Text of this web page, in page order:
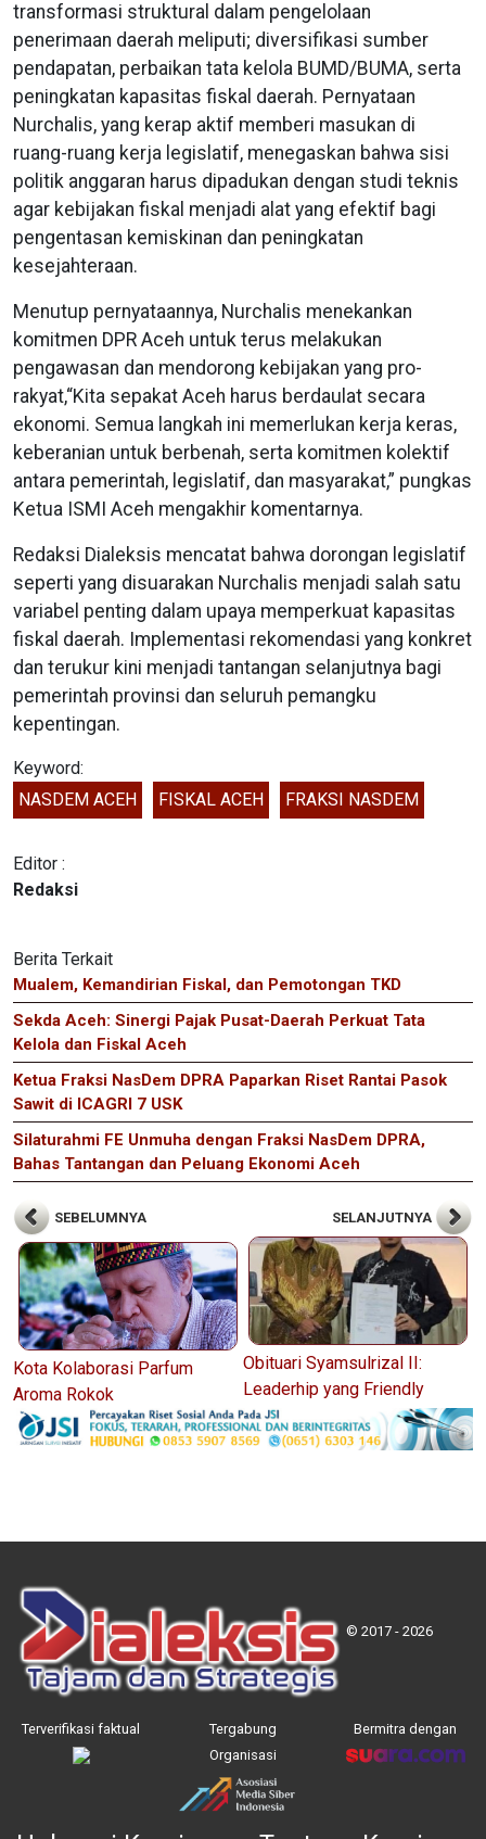
transformasi struktural dalam pengelolaan
penerimaan daerah meliputi; diversifikasi sumber
pendapatan, perbaikan tata kelola BUMD/BUMA, serta
peningkatan kapasitas fiskal daerah. Pernyataan
Nurchalis, yang kerap aktif memberi masukan di
ruang-ruang kerja legislatif, menegaskan bahwa sisi
politik anggaran harus dipadukan dengan studi teknis
agar kebijakan fiskal menjadi alat yang efektif bagi
pengentasan kemiskinan dan peningkatan
kesejahteraan.
Menutup pernyataannya, Nurchalis menekankan
komitmen DPR Aceh untuk terus melakukan
pengawasan dan mendorong kebijakan yang pro-
rakyat,“Kita sepakat Aceh harus berdaulat secara
ekonomi. Semua langkah ini memerlukan kerja keras,
keberanian untuk berbenah, serta komitmen kolektif
antara pemerintah, legislatif, dan masyarakat,” pungkas
Ketua ISMI Aceh mengakhir komentarnya.
Redaksi Dialeksis mencatat bahwa dorongan legislatif
seperti yang disuarakan Nurchalis menjadi salah satu
variabel penting dalam upaya memperkuat kapasitas
fiskal daerah. Implementasi rekomendasi yang konkret
dan terukur kini menjadi tantangan selanjutnya bagi
pemerintah provinsi dan seluruh pemangku
kepentingan.
Keyword:
NASDEM ACEH
FISKAL ACEH FRAKSI NASDEM
Editor :
Redaksi
Berita Terkait
Mualem, Kemandirian Fiskal, dan Pemotongan TKD
Sekda Aceh: Sinergi Pajak Pusat-Daerah Perkuat Tata
Kelola dan Fiskal Aceh
Ketua Fraksi NasDem DPRA Paparkan Riset Rantai Pasok
Sawit di ICAGRI 7 USK
Silaturahmi FE Unmuha dengan Fraksi NasDem DPRA,
Bahas Tantangan dan Peluang Ekonomi Aceh
SEBELUMNYA
Kota Kolaborasi Parfum
Aroma Rokok
SELANJUTNYA
Obituari Syamsulrizal II:
Leaderhip yang Friendly
© 2017 - 2026
Terverifikasi faktual
Tergabung
Organisasi
Bermitra dengan